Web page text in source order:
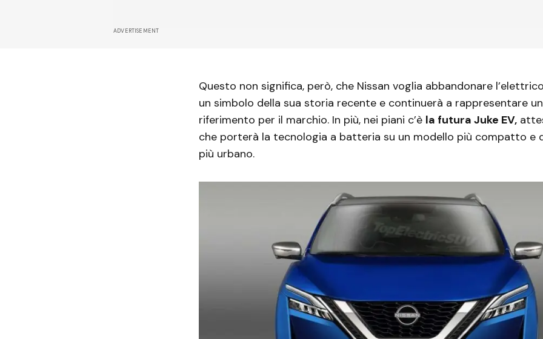
ADVERTISEMENT
Questo non significa, però, che Nissan voglia abbandonare
un simbolo della sua storia recente e continuerà a rappresentare
riferimento per il marchio. In più, nei piani c’è la futura Juke EV,
che porterà la tecnologia a batteria su un modello più compatto e
più urbano.